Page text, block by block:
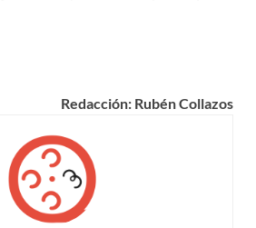
Redacción: Rubén Collazos